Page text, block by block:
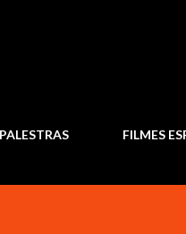
PALESTRAS FILMES